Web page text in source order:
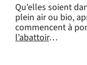
Qu’elles soient
plein air ou bio,
commencent à
l’abattoir…